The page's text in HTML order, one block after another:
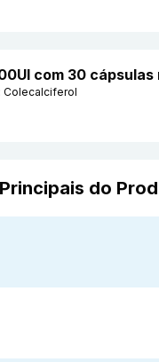
com 30 cápsulas
Colecalciferol
do